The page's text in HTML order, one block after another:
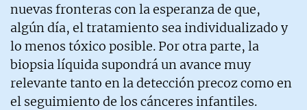
nuevas fronteras con la esperanza de que,
algún día, el tratamiento sea individualizado y
lo menos tóxico posible. Por otra parte, la
biopsia líquida supondrá un avance muy
relevante tanto en la detección precoz como en
el seguimiento de los cánceres infantiles.